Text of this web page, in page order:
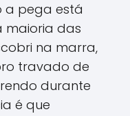
a pega está
maioria das
na marra,
travado de
durante
é que